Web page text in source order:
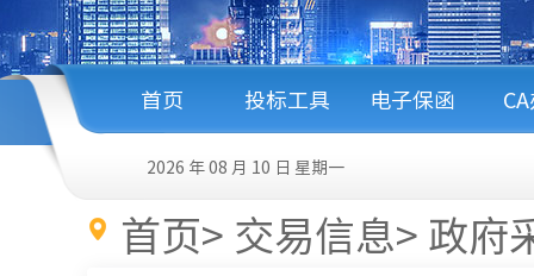
首页 投标工具 电子保函
2026 年 08 月 10 日 星期一
首页> 交易信息>政府